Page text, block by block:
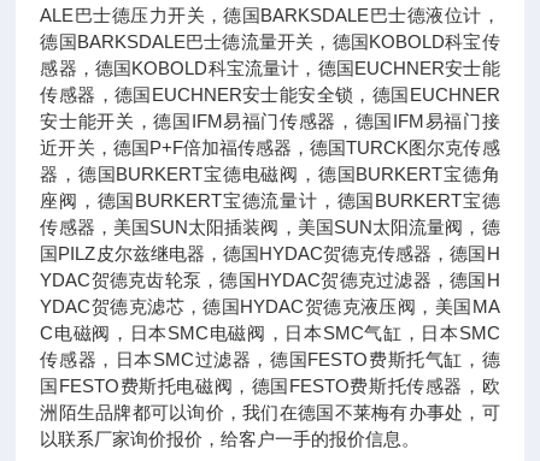
ALE巴士德压力开关，德国BARKSDALE巴士德液位计，
德国BARKSDALE巴士德流量开关，德国KOBOLD科宝传
感器，德国KOBOLD科宝流量计，德国EUCHNER安士能
传感器，德国EUCHNER安士能安全锁，德国EUCHNER
安士能开关，德国IFM易福门传感器，德国IFM易福门接
近开关，德国P+F倍加福传感器，德国TURCK图尔克传感
器，德国BURKERT宝德电磁阀，德国BURKERT宝德角
座阀，德国BURKERT宝德流量计，德国BURKERT宝德
传感器，美国SUN太阳插装阀，美国SUN太阳流量阀，德
国PILZ皮尔兹继电器，德国HYDAC贺德克传感器，德国H
YDAC贺德克齿轮泵，德国HYDAC贺德克过滤器，德国H
YDAC贺德克滤芯，德国HYDAC贺德克液压阀，美国MA
C电磁阀，日本SMC电磁阀，日本SMC气缸，日本SMC
传感器，日本SMC过滤器，德国FESTO费斯托气缸，德
国FESTO费斯托电磁阀，德国FESTO费斯托传感器，欧
洲陌生品牌都可以询价，我们在德国不莱梅有办事处，可
以联系厂家询价报价，给客户一手的报价信息。